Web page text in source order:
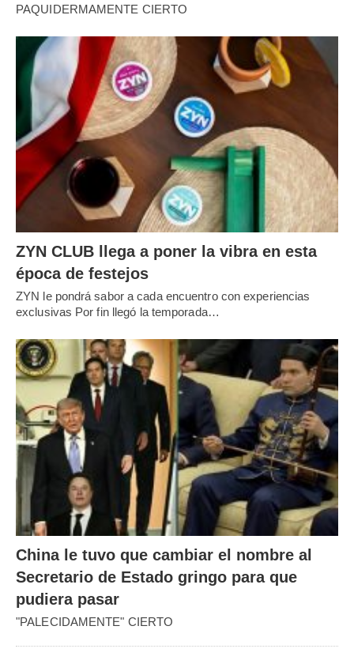
PAQUIDERMAMENTE CIERTO
ZYN CLUB llega a poner la vibra en esta
época de festejos
ZYN le pondrá sabor a cada encuentro con experiencias
exclusivas Por fin llegó la temporada…
China le tuvo que cambiar el nombre al
Secretario de Estado gringo para que
pudiera pasar
"PALECIDAMENTE" CIERTO